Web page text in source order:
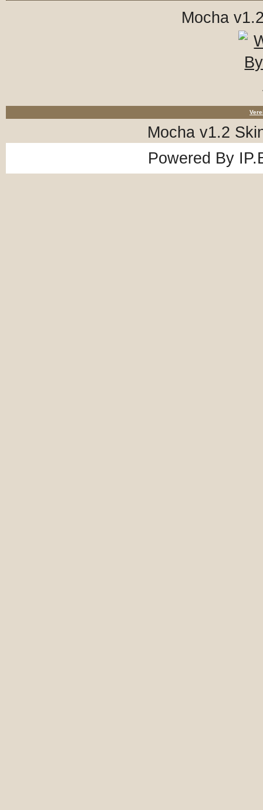
Mocha
Mocha v1.2
Powered By